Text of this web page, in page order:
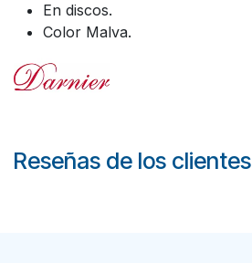
En discos.
Color Malva.
Reseñas de los clientes